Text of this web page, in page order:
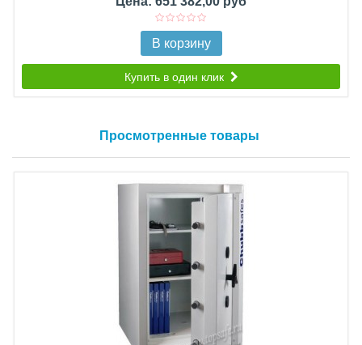
В корзину
Купить в один клик
Просмотренные товары